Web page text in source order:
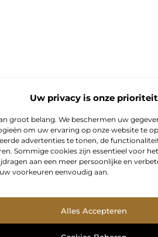
Uw privacy is onze prioriteit
groot belang. We beschermen uw
om uw ervaring op onze website te
advertenties te tonen, de
Sommige cookies zijn essentieel voor
aan een meer persoonlijke en
voorkeuren eenvoudig aan.
Alles Accepteren